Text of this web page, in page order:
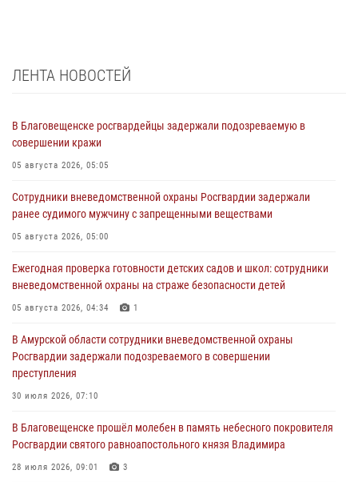
ЛЕНТА НОВОСТЕЙ
В Благовещенске росгвардейцы задержали подозреваемую в
совершении кражи
05 августа 2026, 05:05
Сотрудники вневедомственной охраны Росгвардии задержали
ранее судимого мужчину с запрещенными веществами
05 августа 2026, 05:00
Ежегодная проверка готовности детских садов и школ: сотрудники
вневедомственной охраны на страже безопасности детей
05 августа 2026, 04:34 1
В Амурской области сотрудники вневедомственной охраны
Росгвардии задержали подозреваемого в совершении
преступления
30 июля 2026, 07:10
В Благовещенске прошёл молебен в память небесного покровителя
Росгвардии святого равноапостольного князя Владимира
28 июля 2026, 09:01 3